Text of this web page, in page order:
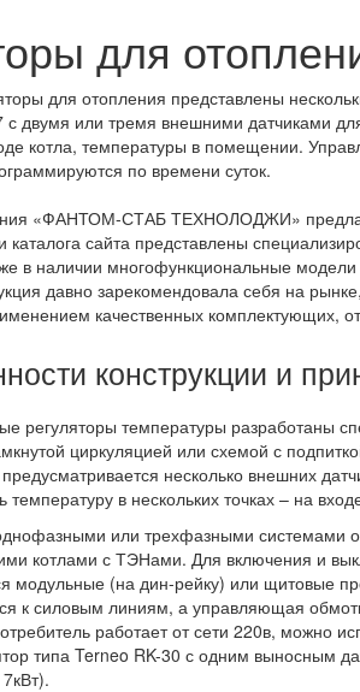
для
для отопления представлены
двумя или тремя внешними датчиками
котла, температуры в помещении.
по времени суток.
«ФАНТОМ-СТАБ ТЕХНОЛОДЖИ»
каталога сайта представлены
в наличии многофункциональные модели
давно зарекомендовала себя на рынке
качественных комплектующих,
конструкции и
регуляторы температуры разработаны
циркуляцией или схемой с
предусматривается несколько внешних
температуру в нескольких точках – на
или трехфазными системами
котлами с ТЭНами. Для включения и
модульные (на дин-рейку) или щитовые
к силовым линиям, а управляющая
работает от сети 220в, можно
типа Terneo RK-30 с одним выносным